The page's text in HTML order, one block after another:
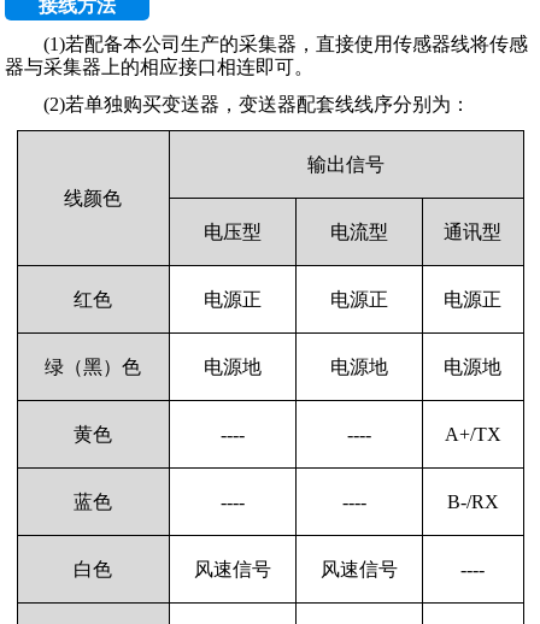
接线方法
(1)若配备本公司生产的采集器，直接使用传感器线将传感
器与采集器上的相应接口相连即可。
(2)若单独购买变送器，变送器配套线线序分别为：
线颜色
输出信号
电压型 电流型 通讯型
红色 电源正 电源正 电源正
绿（黑）色 电源地 电源地 电源地
黄色 ---- ---- A+/TX
蓝色 ---- ---- B-/RX
白色 风速信号 风速信号 ----